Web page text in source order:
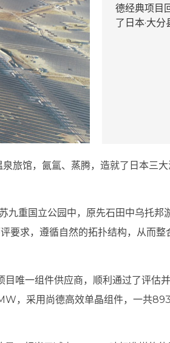
德经典项目
了日本·大分
旅馆，氤氲、蒸腾，造就了日本三
九重国立公园中，原先石田中乌托邦
要求，遵循自然的拓扑结构，从而
唯一组件供应商，顺利通过了评估
，采用尚德高效单晶组件，一共